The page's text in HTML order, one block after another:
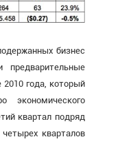
бизнес
года, который
экономического
квартал подряд
кварталов